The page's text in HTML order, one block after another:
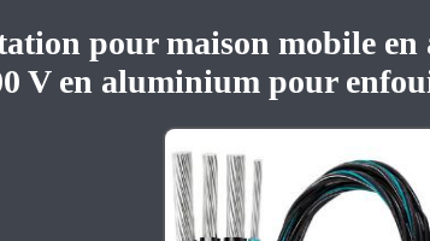
pour maison mobile
V en aluminium pour